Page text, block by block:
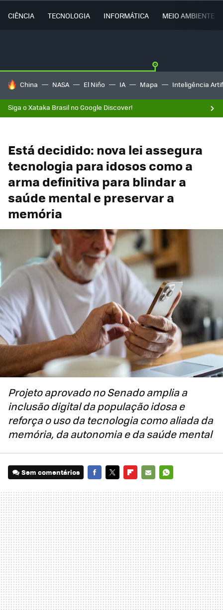
CIÊNCIA TECNOLOGIA INFORMÁTICA MEIO AMBIENTE
TENDÊNCIAS DO DIA
China NASA El Niño IA Mapa Inteligência
Siga o Xataka Brasil no Google Discover!
Está decidido: nova lei assegura
tecnologia para idosos como a
arma definitiva para blindar a
saúde mental e preservar a
memória
Projeto aprovado no Senado amplia a
inclusão digital da população idosa e
reforça o uso da tecnologia como aliada da
memória, da autonomia e da saúde mental
Sem comentários
MAIL